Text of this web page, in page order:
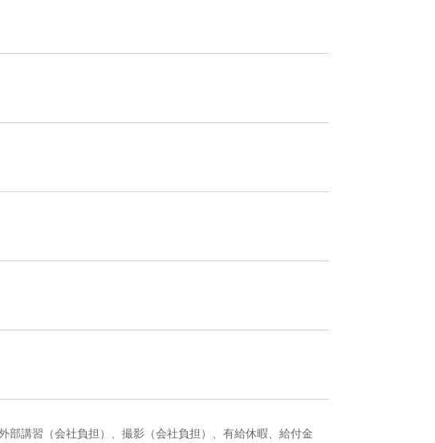
講習（会社負担）、撮影（会社負担）、有給休暇、給付金